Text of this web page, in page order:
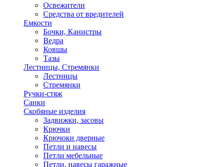
Освежители
Средства от вредителей
Емкости
Бочки, Канистры
Ведра
Ковшы
Тазы
Лестницы, Стремянки
Лестницы
Стремянки
Ручки-стяж
Санки
Скобяные изделия
Задвижки, засовы
Крючки
Крючоки дверные
Петли и навесы
Петли мебельные
Петли, навесы гаражные